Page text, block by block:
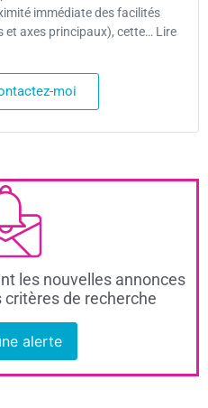
immédiate des facilités
et axes principaux), cette… Lire
moi
les nouvelles annonces
de recherche
alerte